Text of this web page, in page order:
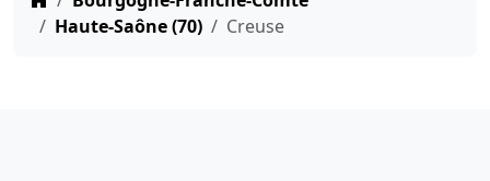
Haute-Saône (70)
Creuse